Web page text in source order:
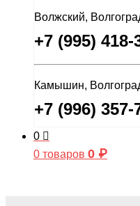
Волжский,
+7 (995) 418-
Камышин,
+7 (996) 357-
0
0 товаров 0 ₽